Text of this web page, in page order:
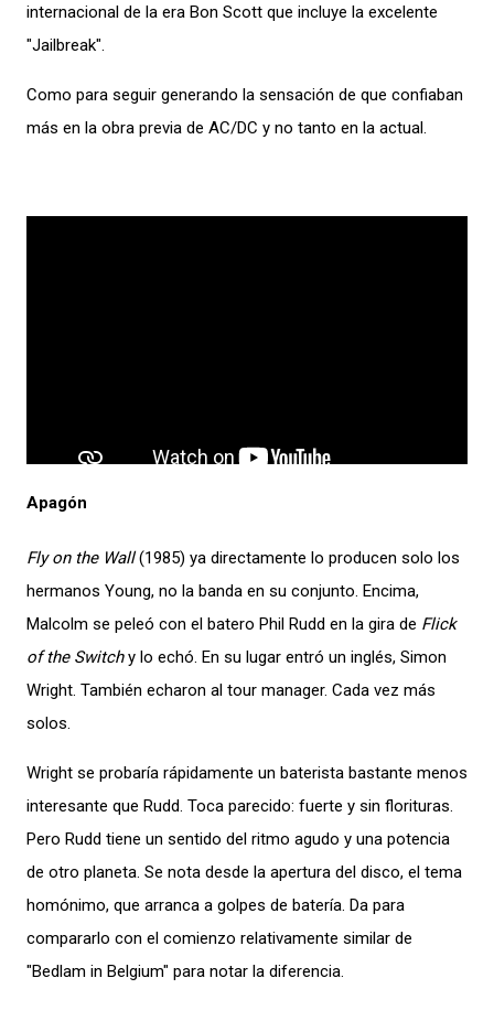
internacional de la era Bon Scott que incluye la excelente
"Jailbreak".
Como para seguir generando la sensación de que confiaban
más en la obra previa de AC/DC y no tanto en la actual.
Apagón
Fly on the Wall(1985) ya directamente lo producen solo los
hermanos Young, no la banda en su conjunto. Encima,
Malcolm se peleó con el batero Phil Rudd en la gira de Flick
of the Switchy lo echó. En su lugar entró un inglés, Simon
Wright. También echaron al tour manager. Cada vez más
solos.
Wright se probaría rápidamente un baterista bastante menos
interesante que Rudd. Toca parecido: fuerte y sin florituras.
Pero Rudd tiene un sentido del ritmo agudo y una potencia
de otro planeta. Se nota desde la apertura del disco, el tema
homónimo, que arranca a golpes de batería. Da para
compararlo con el comienzo relativamente similar de
"Bedlam in Belgium" para notar la diferencia.